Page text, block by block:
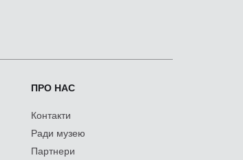
ПРО НАС
Контакти
Ради музею
Партнери